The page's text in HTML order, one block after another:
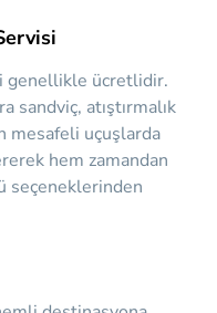
genellikle ücretlidir.
sandviç, atıştırmalık
mesafeli uçuşlarda
hem zamandan
seçeneklerinden